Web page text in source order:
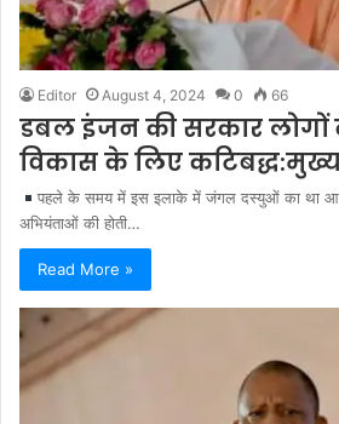
Editor August 4, 2024 0 66
डबल इंजन की सरकार लोगों
विकास के लिए
पहले के समय में इस इलाके में जंगल दस्युओं का था
अभियंताओं की होती…
Read More »